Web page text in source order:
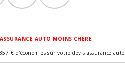
AUTO MOINS CHERE
€ d'économies sur votre devis assurance auto